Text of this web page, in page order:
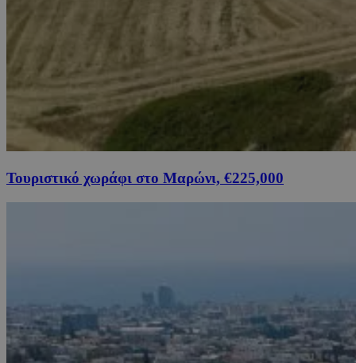
Τουριστικό χωράφι στο Μαρώνι, €225,000